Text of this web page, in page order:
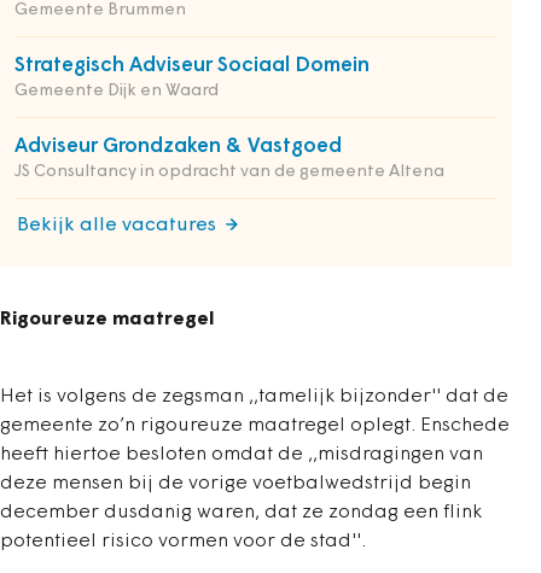
Gemeente Brummen
Strategisch Adviseur Sociaal Domein
Gemeente Dijk en Waard
Adviseur Grondzaken & Vastgoed
JS Consultancy in opdracht van de gemeente Altena
Bekijk alle vacatures
Rigoureuze maatregel
Het is volgens de zegsman ,,tamelijk bijzonder'' dat de
gemeente zo’n rigoureuze maatregel oplegt. Enschede
heeft hiertoe besloten omdat de ,,misdragingen van
deze mensen bij de vorige voetbalwedstrijd begin
december dusdanig waren, dat ze zondag een flink
potentieel risico vormen voor de stad''.